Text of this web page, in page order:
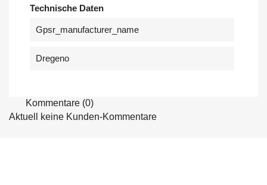
Technische Daten
Gpsr_manufacturer_name
Dregeno
Kommentare (0)
Aktuell keine Kunden-Kommentare